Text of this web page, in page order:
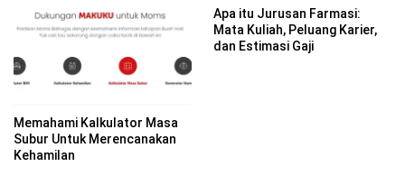
Memahami Kalkulator Masa
Subur Untuk Merencanakan
Kehamilan
Apa itu Jurusan Farmasi:
Mata Kuliah, Peluang Karier,
dan Estimasi Gaji